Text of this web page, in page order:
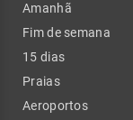
Amanhã
Fim de semana
15 dias
Praias
Aeroportos